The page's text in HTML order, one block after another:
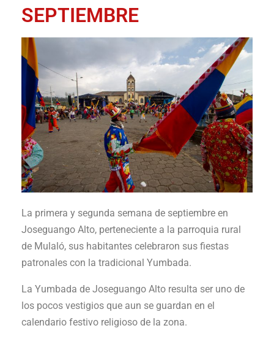
SEPTIEMBRE
La primera y segunda semana de septiembre en
Joseguango Alto, perteneciente a la parroquia rural
de Mulaló, sus habitantes celebraron sus fiestas
patronales con la tradicional Yumbada.
La Yumbada de Joseguango Alto resulta ser uno de
los pocos vestigios que aun se guardan en el
calendario festivo religioso de la zona.